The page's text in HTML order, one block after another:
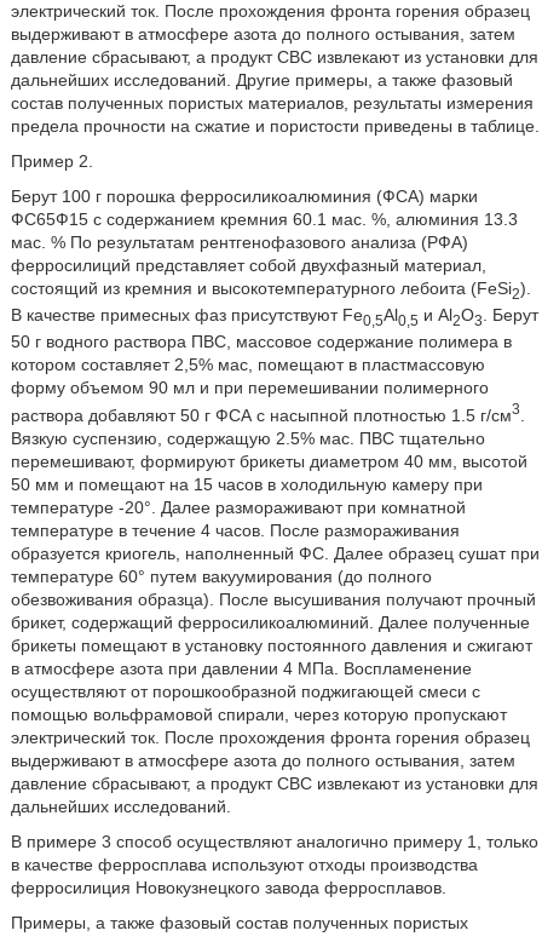
электрический ток. После прохождения фронта горения образец
выдерживают в атмосфере азота до полного остывания, затем
давление сбрасывают, а продукт СВС извлекают из установки для
дальнейших исследований. Другие примеры, а также фазовый
состав полученных пористых материалов, результаты измерения
предела прочности на сжатие и пористости приведены в таблице.
Пример 2.
Берут 100 г порошка ферросиликоалюминия (ФСА) марки
ФС65Ф15 с содержанием кремния 60.1 мас. %, алюминия 13.3
мас. % По результатам рентгенофазового анализа (РФА)
ферросилиций представляет собой двухфазный материал,
состоящий из кремния и высокотемпературного лебоита (FeSi2).
В качестве примесных фаз присутствуют Fe0,5Al0,5 и Al2O3. Берут
50 г водного раствора ПВС, массовое содержание полимера в
котором составляет 2,5% мас, помещают в пластмассовую
форму объемом 90 мл и при перемешивании полимерного
раствора добавляют 50 г ФСА с насыпной плотностью 1.5 г/см3
Вязкую суспензию, содержащую 2.5% мас. ПВС тщательно
перемешивают, формируют брикеты диаметром 40 мм, высотой
50 мм и помещают на 15 часов в холодильную камеру при
температуре -20°. Далее размораживают при комнатной
температуре в течение 4 часов. После размораживания
образуется криогель, наполненный ФС. Далее образец сушат при
температуре 60° путем вакуумирования (до полного
обезвоживания образца). После высушивания получают прочный
брикет, содержащий ферросиликоалюминий. Далее полученные
брикеты помещают в установку постоянного давления и сжигают
в атмосфере азота при давлении 4 МПа. Воспламенение
осуществляют от порошкообразной поджигающей смеси с
помощью вольфрамовой спирали, через которую пропускают
электрический ток. После прохождения фронта горения образец
выдерживают в атмосфере азота до полного остывания, затем
давление сбрасывают, а продукт СВС извлекают из установки для
дальнейших исследований.
В примере 3 способ осуществляют аналогично примеру 1, только
в качестве ферросплава используют отходы производства
ферросилиция Новокузнецкого завода ферросплавов.
Примеры, а также фазовый состав полученных пористых